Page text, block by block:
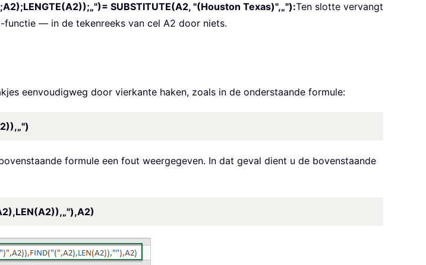
SUBSTITUTE(A2, "(Houston Texas)",„"):Ten slotte vervangt
— in de tekenreeks van cel A2 door niets.
eenvoudigweg door vierkante haken, zoals in de onderstaande formule:
formule een fout weergegeven. In dat geval dient u de bovenstaande